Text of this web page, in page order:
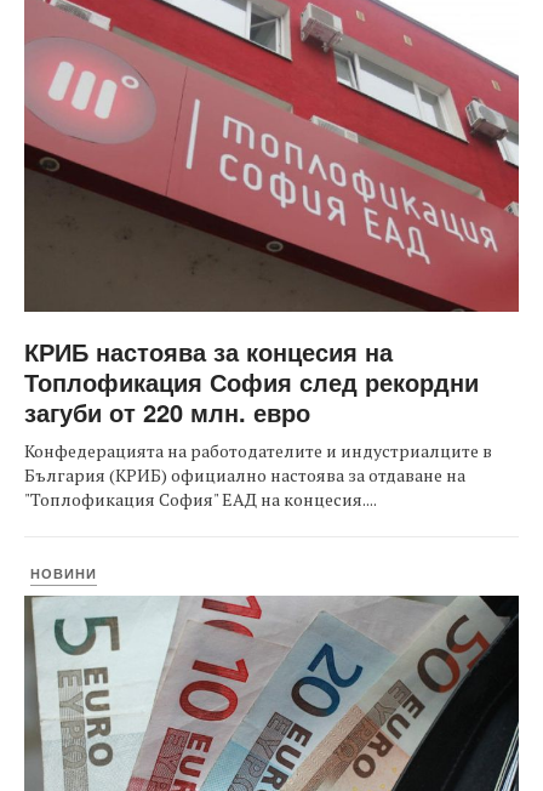
КРИБ настоява за концесия на
Топлофикация София след рекордни
загуби от 220 млн. евро
Конфедерацията на работодателите и индустриалците в
България (КРИБ) официално настоява за отдаване на
"Топлофикация София" ЕАД на концесия....
НОВИНИ